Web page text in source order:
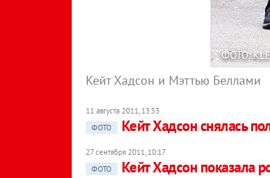
ФОТО:
Кейт Хадсон и Мэттью Беллами
11 августа 2011, 13:53
ФОТО
Кейт Хадсон снялась
27 сентября 2011, 10:17
ФОТО
Кейт Хадсон показала